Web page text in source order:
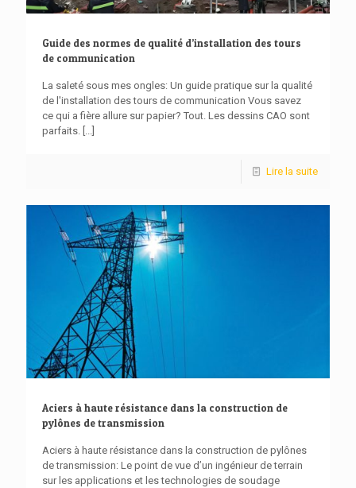
Guide des normes de qualité d’installation des tours
de communication
La saleté sous mes ongles: Un guide pratique sur la qualité
de l'installation des tours de communication Vous savez
ce qui a fière allure sur papier? Tout. Les dessins CAO sont
parfaits. [...]
Lire la suite
Aciers à haute résistance dans la construction de
pylônes de transmission
Aciers à haute résistance dans la construction de pylônes
de transmission: Le point de vue d’un ingénieur de terrain
sur les applications et les technologies de soudage